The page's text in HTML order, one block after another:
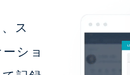
ス
ショ